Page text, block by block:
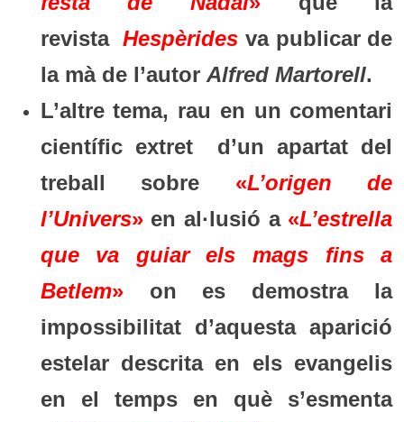
revistaHespèrides va publicar de
la mà de l’autor Alfred Martorell.
L’altre tema, rau en un comentari
científic extret d’un apartat del
treball sobre «L’origen de
l’Univers»en al·lusió a «L’estrella
que va guiar els mags fins a
Betlem»on es demostra la
impossibilitat d’aquesta aparició
estelar descrita en els evangelis
en el temps en què s’esmenta